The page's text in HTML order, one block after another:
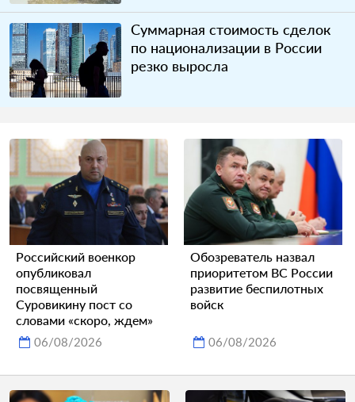
Суммарная стоимость сделок
по национализации в России
резко выросла
Российский военкор
опубликовал
посвященный
Суровикину пост со
словами «скоро, ждем»
06/08/2026
Обозреватель назвал
приоритетом ВС России
развитие беспилотных
войск
06/08/2026